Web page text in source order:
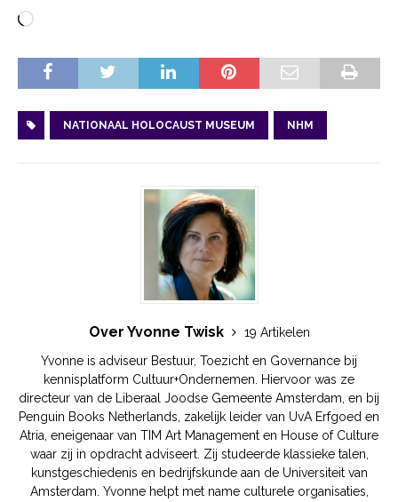
NATIONAAL HOLOCAUST MUSEUM NHM
Over Yvonne Twisk
19 Artikelen
Yvonne is adviseur Bestuur, Toezicht en Governance bij
kennisplatform Cultuur+Ondernemen. Hiervoor was ze
directeur van de Liberaal Joodse Gemeente Amsterdam, en bij
Penguin Books Netherlands, zakelijk leider van UvA Erfgoed en
Atria, eneigenaar van TIM Art Management en House of Culture
waar zij in opdracht adviseert. Zij studeerde klassieke talen,
kunstgeschiedenis en bedrijfskunde aan de Universiteit van
Amsterdam. Yvonne helpt met name culturele organisaties,